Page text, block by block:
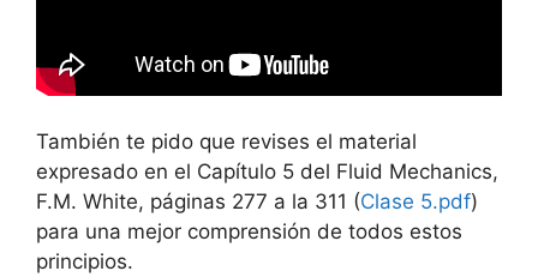
También te pido que revises el material
expresado en el Capítulo 5 del Fluid Mechanics,
F.M. White, páginas 277 a la 311 (Clase 5.pdf)
para una mejor comprensión de todos estos
principios.